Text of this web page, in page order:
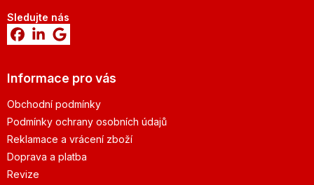
Sledujte nás
Informace pro vás
Obchodní podmínky
Podmínky ochrany osobních údajů
Reklamace a vrácení zboží
Doprava a platba
Revize